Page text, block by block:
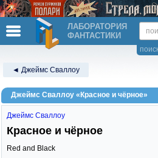
ЛАБОРАТОРИЯ
ФАНТАСТИКИ
◄ Джеймс Сваллоу
Джеймс Сваллоу «Красное и чёрное»
Джеймс Сваллоу
Красное и чёрное
Red and Black